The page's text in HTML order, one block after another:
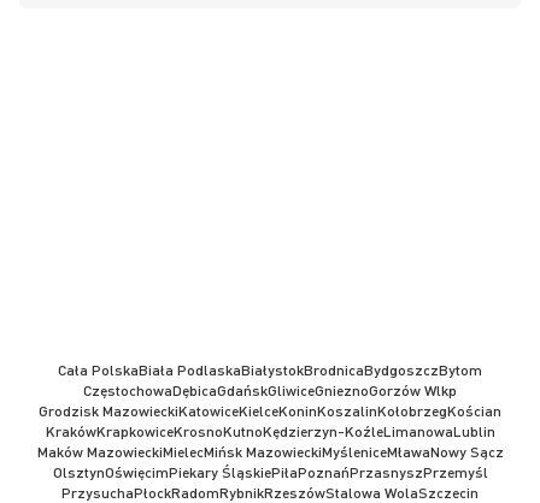
Cała PolskaBiała PodlaskaBiałystokBrodnicaBydgoszczBytom
CzęstochowaDębicaGdańskGliwiceGnieznoGorzów Wlkp
Grodzisk MazowieckiKatowiceKielceKoninKoszalinKołobrzegKościan
KrakówKrapkowiceKrosnoKutnoKędzierzyn-KoźleLimanowaLublin
Maków MazowieckiMielecMińsk MazowieckiMyśleniceMławaNowy Sącz
OlsztynOświęcimPiekary ŚląskiePiłaPoznańPrzasnyszPrzemyśl
PrzysuchaPłockRadomRybnikRzeszówStalowa WolaSzczecin